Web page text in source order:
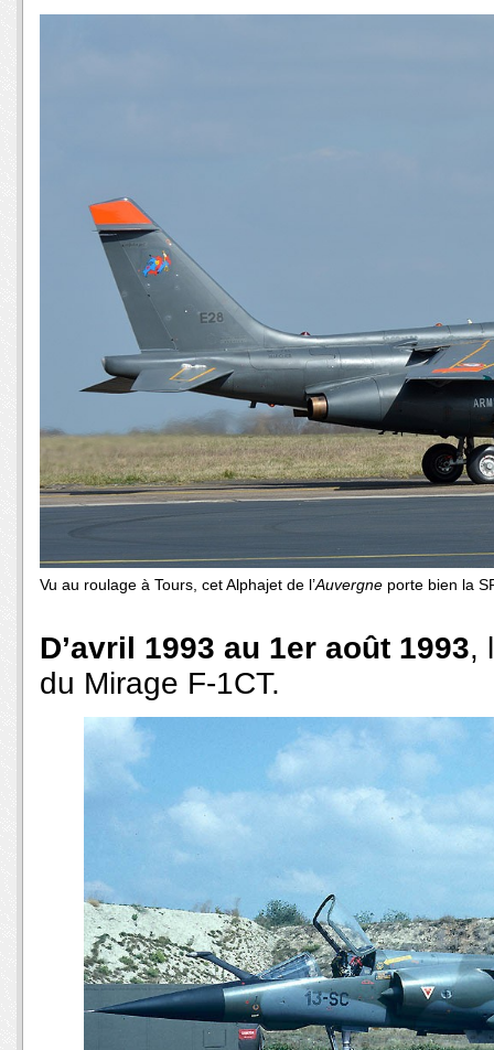
Vu au roulage à Tours, cet Alphajet de l’Auvergne porte bien la
D’avril 1993 au 1er août 1993,
du Mirage F-1CT.